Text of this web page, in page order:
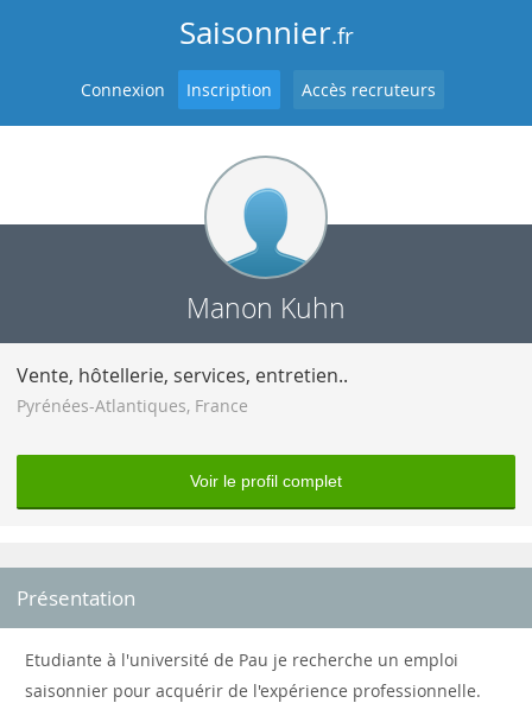
Saisonnier.fr
Connexion Inscription Accès recruteurs
Manon Kuhn
Vente, hôtellerie, services, entretien..
Pyrénées-Atlantiques, France
Voir le profil complet
Présentation
Etudiante à l'université de Pau je recherche un emploi
saisonnier pour acquérir de l'expérience professionnelle.